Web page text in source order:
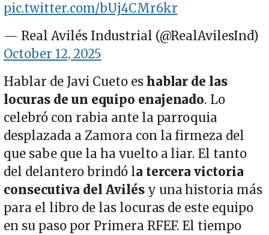
pic.twitter.com/bUj4CMr6kr
— Real Avilés Industrial (@RealAvilesInd)
October 12, 2025
Hablar de Javi Cueto eshablar de las
locuras de un equipo enajenado. Lo
celebró con rabia ante la parroquia
desplazada a Zamora con la firmeza del
que sabe que la ha vuelto a liar. El tanto
del delantero brindó la tercera victoria
consecutiva del Avilés y una historia más
para el libro de las locuras de este equipo
en su paso por Primera RFEF. El tiempo